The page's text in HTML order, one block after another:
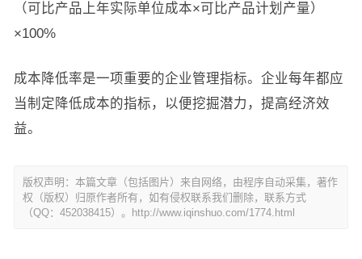
（可比产品上年实际单位成本×可比产品计划产量）
×100%
成本降低率是一项重要的企业管理指标。企业每年都应
当制定降低成本的指标，以便挖掘潜力，提高经济效
益。
版权声明：本篇文章（包括图片）来自网络，由程序自动采集，著作
权（版权）归原作者所有，如有侵权联系我们删除，联系方式
（QQ：452038415）。http://www.iqinshuo.com/1774.html